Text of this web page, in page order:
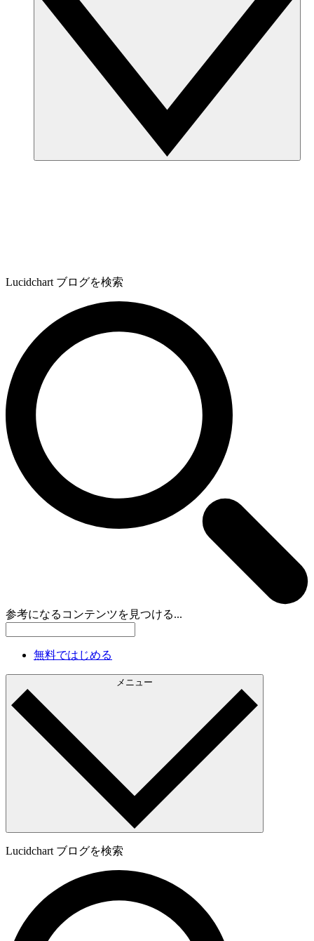
Lucidchart ブログを検索
参考になるコンテンツを見つける...
無料ではじめる
メニュー
Lucidchart ブログを検索